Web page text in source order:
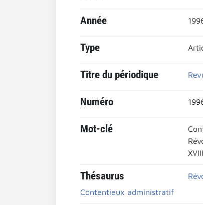
Année
Type
Titre du périodique
Numéro
Mot-clé
Thésaurus
Contentieux administratif